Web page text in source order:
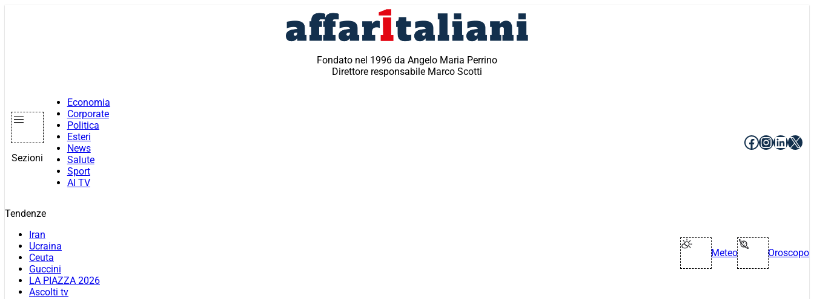
Fondato nel 1996 da Angelo Maria Perrino
Direttore responsabile Marco Scotti
Sezioni
Economia
Corporate
Politica
Esteri
News
Salute
Sport
AI TV
Facebook
X
Tendenze
Iran
Ucraina
Ceuta
Guccini
LA PIAZZA 2026
Ascolti tv
Meteo Oroscopo